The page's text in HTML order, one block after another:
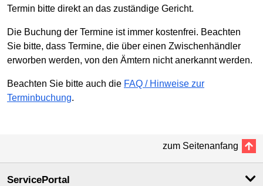
Termin bitte direkt an das zuständige Gericht.
Die Buchung der Termine ist immer kostenfrei. Beachten
Sie bitte, dass Termine, die über einen Zwischenhändler
erworben werden, von den Ämtern nicht anerkannt werden.
Beachten Sie bitte auch die FAQ / Hinweise zur
Terminbuchung.
zum Seitenanfang
ServicePortal